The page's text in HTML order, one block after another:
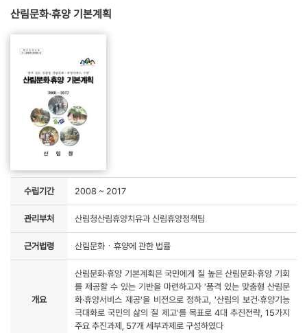
산림문화·휴양 기본계획
수립기간 2008 ~ 2017
관리부처 산림청산림휴양치유과 신림휴양정책팀
근거법령 산림문화ㆍ휴양에 관한 법률
개요
산림문화·휴양 기본계획은 국민에게 질 높은 산림문화·휴양 기회
를 제공할 수 있는 기반을 마련하고자 '품격 있는 맞춤형 산림문
화·휴양서비스 제공'을 비전으로 정하고, '산림의 보건·휴양기능
극대화로 국민의 삶의 질 제고'를 목표로 4대 추진전략, 15가지
주요 추진과제, 57개 세부과제로 구성하였다